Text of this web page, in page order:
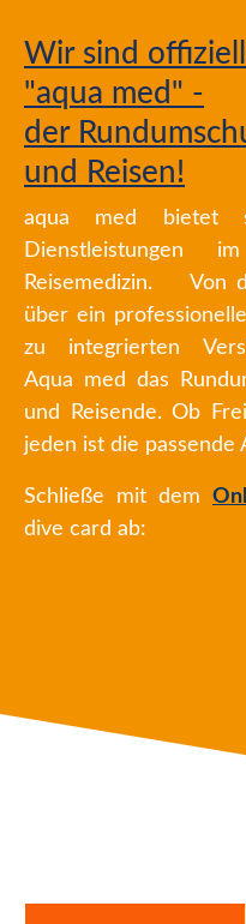
Wir sind
"aqua med" -
der
und Reisen!
aqua med bietet
Dienstleistungen
Reisemedizin. Von
über ein
zu integrierten
Aqua med das
und Reisende. Ob
jeden ist die passende
Schließe mit dem
dive card ab: